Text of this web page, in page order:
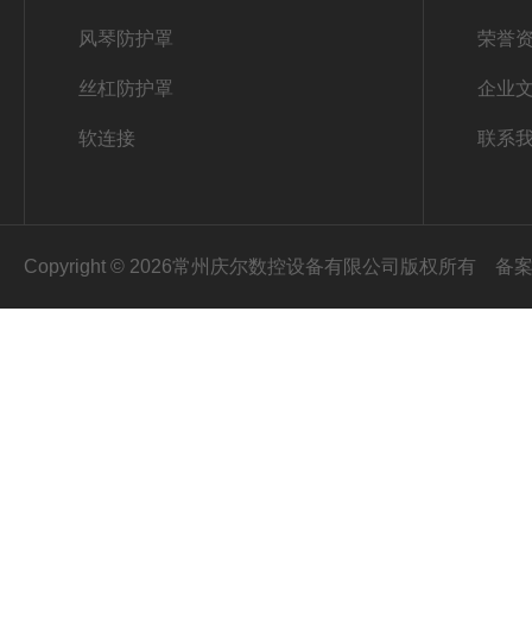
风琴防护罩
丝杠防护罩
软连接
荣誉
企业
联系
Copyright © 2026常州庆尔数控设备有限公司版权所有 备